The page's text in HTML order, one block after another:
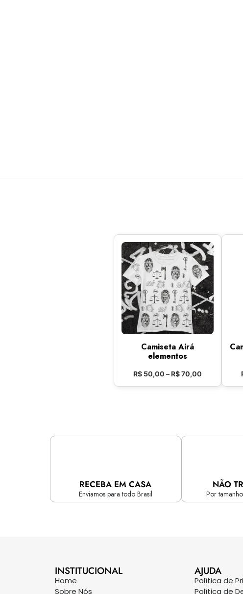
Camiseta Airá
elementos
R$ 50,00 –R$70,00
RECEBA EM CASA
Enviamos para todo Brasil
NÃO
Por
INSTITUCIONAL
Home
Sobre Nós
AJUDA
Política de
Política de